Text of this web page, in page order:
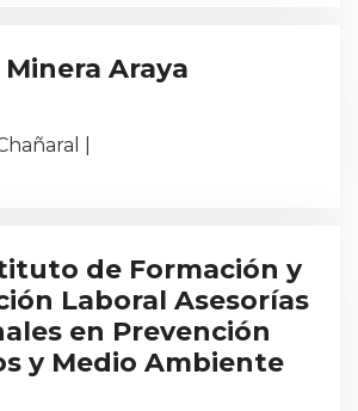
Araya
|
de Formación y
Laboral Asesorías
en Prevención
y Medio Ambiente